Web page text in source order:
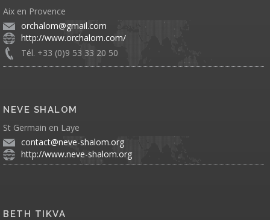
Aix en Provence
orchalom@gmail.com
http://www.orchalom.com/
Tél. +33 (0)9 53 33 20 50
NEVE SHALOM
St Germain en Laye
contact@neve-shalom.org
http://www.neve-shalom.org
BETH TIKVA